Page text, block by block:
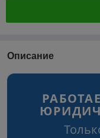
Описание